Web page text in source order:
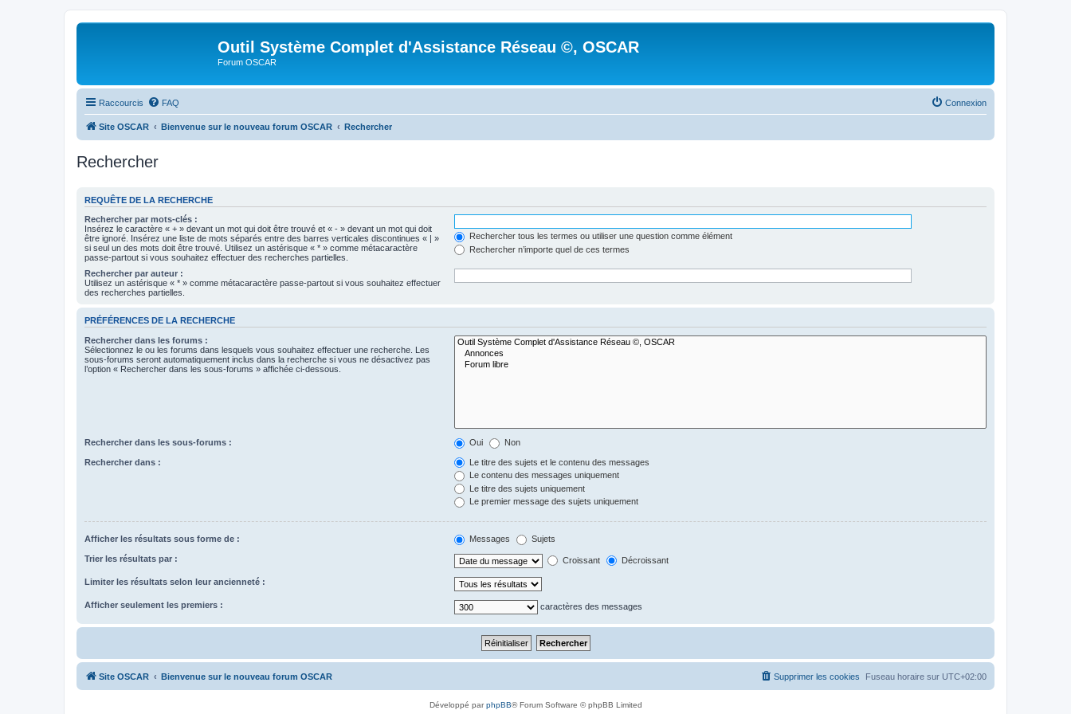
Outil Système Complet d'Assistance Réseau ©, OSCAR
Forum OSCAR
Raccourcis FAQ Connexion
Site OSCAR Bienvenue sur le nouveau forum OSCAR Rechercher
Rechercher
REQUÊTE DE LA RECHERCHE
Rechercher par mots-clés :
Insérez le caractère « + » devant un mot qui doit être trouvé et « - » devant un mot qui doit
être ignoré. Insérez une liste de mots séparés entre des barres verticales discontinues « | »
si seul un des mots doit être trouvé. Utilisez un astérisque « * » comme métacaractère
passe-partout si vous souhaitez effectuer des recherches partielles.
Rechercher tous les termes ou utiliser une question comme élément
Rechercher n’importe quel de ces termes
Rechercher par auteur :
Utilisez un astérisque « * » comme métacaractère passe-partout si vous souhaitez effectuer
des recherches partielles.
PRÉFÉRENCES DE LA RECHERCHE
Rechercher dans les forums :
Sélectionnez le ou les forums dans lesquels vous souhaitez effectuer une recherche. Les
sous-forums seront automatiquement inclus dans la recherche si vous ne désactivez pas
l’option « Rechercher dans les sous-forums » affichée ci-dessous.
Rechercher dans les sous-forums : Oui Non
Rechercher dans :
Le titre des sujets et le contenu des messages
Le contenu des messages uniquement
Le titre des sujets uniquement
Le premier message des sujets uniquement
Afficher les résultats sous forme de : Messages Sujets
Trier les résultats par : Croissant Décroissant
Limiter les résultats selon leur ancienneté :
Afficher seulement les premiers : caractères des messages
Site OSCAR Bienvenue sur le nouveau forum OSCAR Fuseau horaire sur UTC+02:00
Supprimer les cookies
Développé parphpBB® Forum Software © phpBB Limited